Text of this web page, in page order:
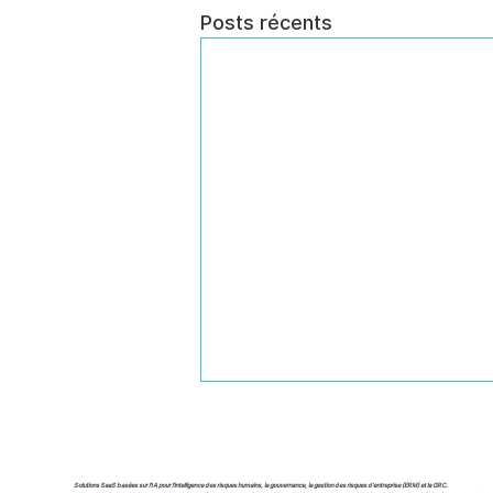
Posts récents
La conformité en gestion des
Solutions SaaS basées sur l'IA pour l'intelligence des risques humains, la gouvernance, la gestion des risques d'entreprise (ERM) et la GRC.